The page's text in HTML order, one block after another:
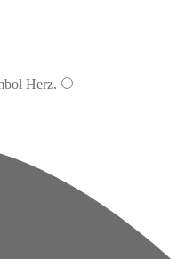
Herz.